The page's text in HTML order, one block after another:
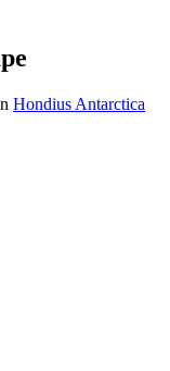
Hondius Antarctica